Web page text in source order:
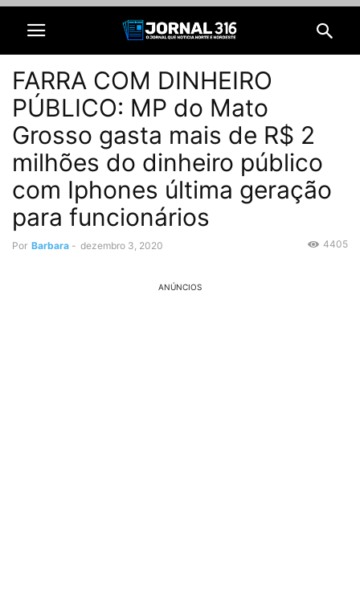
FARRA COM DINHEIRO
PÚBLICO: MP do Mato
Grosso gasta mais de R$ 2
milhões do dinheiro público
com Iphones última geração
para funcionários
Por Barbara - dezembro 3, 2020 4405
ANÚNCIOS